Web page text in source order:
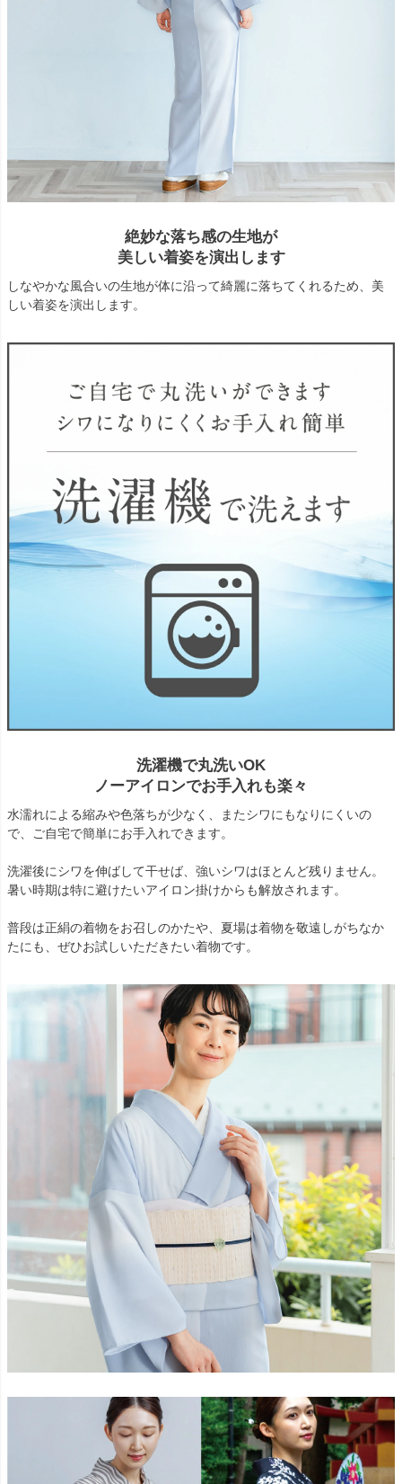
絶妙な落ち感の生地が
美しい着姿を演出します
しなやかな風合いの生地が体に沿って綺麗に落ちてくれるため、美
しい着姿を演出します。
洗濯機で丸洗いOK
ノーアイロンでお手入れも楽々
水濡れによる縮みや色落ちが少なく、またシワにもなりにくいの
で、ご自宅で簡単にお手入れできます。
洗濯後にシワを伸ばして干せば、強いシワはほとんど残りません。
暑い時期は特に避けたいアイロン掛けからも解放されます。
普段は正絹の着物をお召しのかたや、夏場は着物を敬遠しがちなか
たにも、ぜひお試しいただきたい着物です。